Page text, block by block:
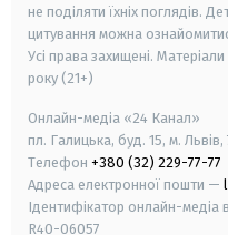
не поділяти їхніх поглядів.
цитування можна
Усі права захищені. Матеріали
року (21+)
Онлайн-медіа «24 Канал»
пл. Галицька, буд. 15, м.
Телефон +380 (32) 229-77-77
Адреса електронної пошти —
Ідентифікатор онлайн-медіа
R40-06057